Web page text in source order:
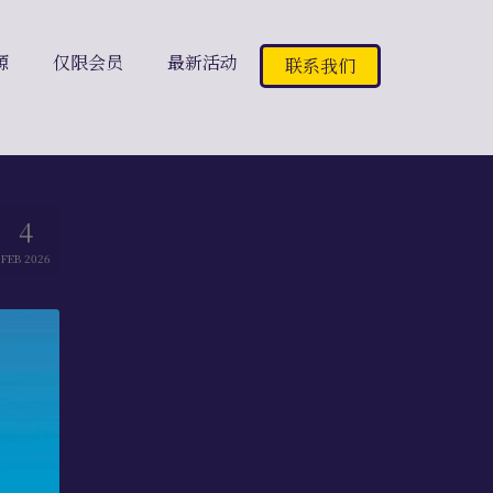
仅限会员 最新活动 联系我们
4
FEB 2026